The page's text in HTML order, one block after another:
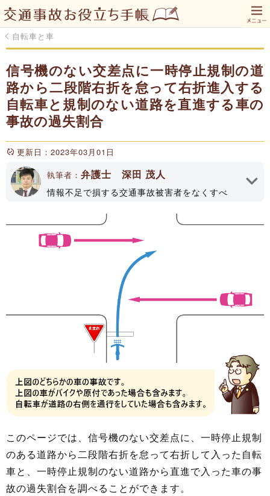
自転車と車
信号機のない交差点に一時停止規制の道
路から二段階右折を怠って右折進入する
自転車と規制のない道路を直進する車の
事故の過失割合
更新日：2023年03月01日
執筆者： 弁護士 深田 茂人
情報不足で損する交通事故被害者をなくすべ
YouTubeチャンネルで情報発信してます！深田
法律事務所代表、大分県弁護士会所属（登録No
33161）
このページでは、信号機のない交差点に、一時停止規制
のある道路から二段階右折を怠って右折して入った自転
車と、一時停止規制のない道路から直進で入った車の事
故の過失割合を調べることができます。